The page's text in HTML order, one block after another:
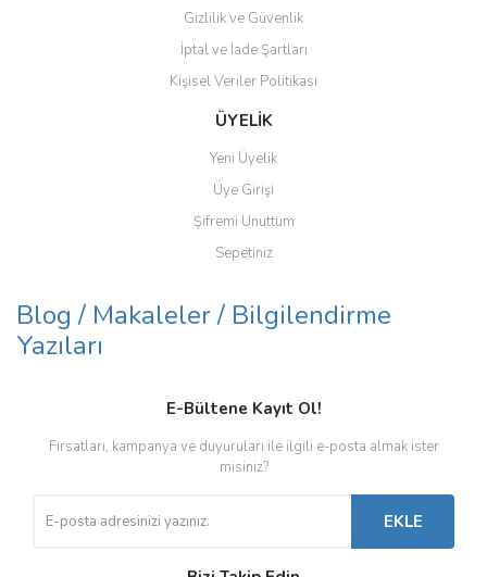
Gizlilik ve Güvenlik
İptal ve İade Şartları
Kişisel Veriler Politikası
ÜYELİK
Yeni Üyelik
Üye Girişi
Şifremi Unuttum
Sepetiniz
Blog / Makaleler / Bilgilendirme
Yazıları
E-Bültene Kayıt Ol!
Fırsatları, kampanya ve duyuruları ile ilgili e-posta almak ister
misiniz?
EKLE